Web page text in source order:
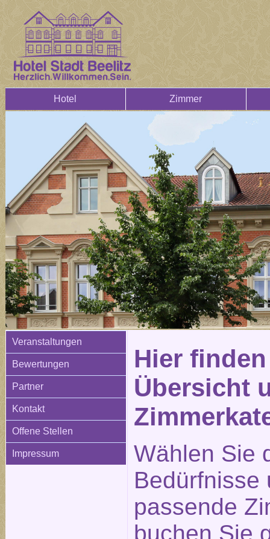
Hotel Zimmer
Veranstaltungen
Bewertungen
Partner
Kontakt
Offene Stellen
Impressum
Hier
Übersicht
Wählen Sie
Bedürfnisse
passende
buchen Sie